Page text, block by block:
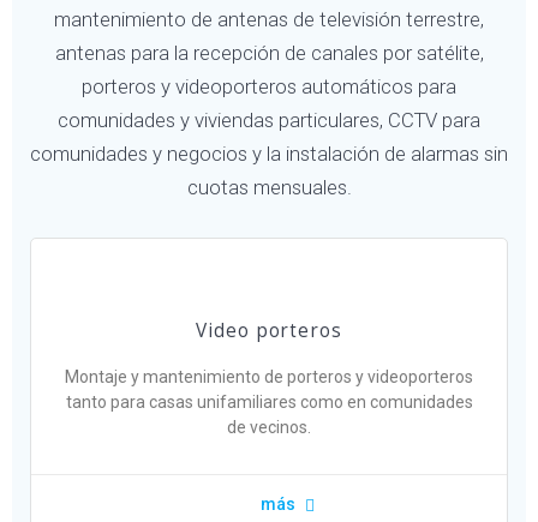
mantenimiento de antenas de televisión terrestre,
antenas para la recepción de canales por satélite,
porteros y videoporteros automáticos para
comunidades y viviendas particulares, CCTV para
comunidades y negocios y la instalación de alarmas sin
cuotas mensuales.
Video porteros
Montaje y mantenimiento de porteros y videoporteros
tanto para casas unifamiliares como en comunidades
de vecinos.
más